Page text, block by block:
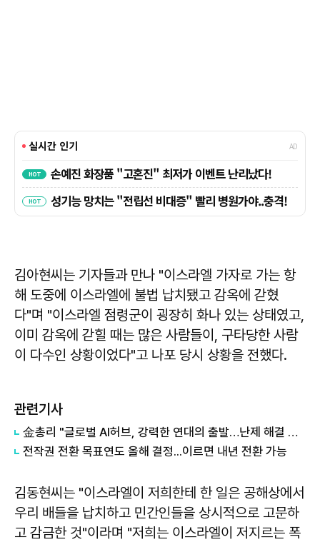
김아현씨는 기자들과 만나 "이스라엘 가자로 가는 항
해 도중에 이스라엘에 불법 납치됐고 감옥에 갇혔
다"며 "이스라엘 점령군이 굉장히 화나 있는 상태였고,
이미 감옥에 갇힐 때는 많은 사람들이, 구타당한 사람
이 다수인 상황이었다"고 나포 당시 상황을 전했다.
관련기사
金총리 "글로벌 AI허브, 강력한 연대의 출발…난제 해결 앞장"
전작권 전환 목표연도 올해 결정...이르면 내년 전환 가능
김동현씨는 "이스라엘이 저희한테 한 일은 공해상에서
우리 배들을 납치하고 민간인들을 상시적으로 고문하
고 감금한 것"이라며 "저희는 이스라엘이 저지르는 폭